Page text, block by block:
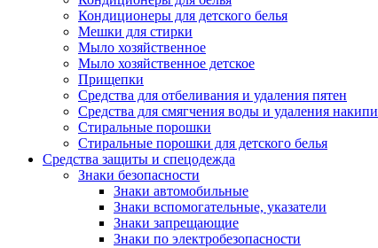
Кондиционеры для детского белья
Мешки для стирки
Мыло хозяйственное
Мыло хозяйственное детское
Прищепки
Средства для отбеливания и удаления пятен
Средства для смягчения воды и удаления накипи
Стиральные порошки
Стиральные порошки для детского белья
Средства защиты и спецодежда
Знаки безопасности
Знаки автомобильные
Знаки вспомогательные, указатели
Знаки запрещающие
Знаки по электробезопасности